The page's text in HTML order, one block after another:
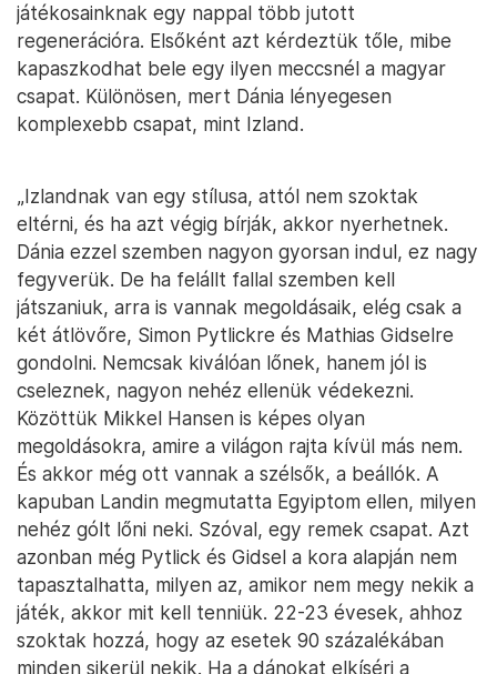
játékosainknak egy nappal több jutott
regenerációra. Elsőként azt kérdeztük tőle, mibe
kapaszkodhat bele egy ilyen meccsnél a magyar
csapat. Különösen, mert Dánia lényegesen
komplexebb csapat, mint Izland.
„Izlandnak van egy stílusa, attól nem szoktak
eltérni, és ha azt végig bírják, akkor nyerhetnek.
Dánia ezzel szemben nagyon gyorsan indul, ez nagy
fegyverük. De ha felállt fallal szemben kell
játszaniuk, arra is vannak megoldásaik, elég csak a
két átlövőre, Simon Pytlickre és Mathias Gidselre
gondolni. Nemcsak kiválóan lőnek, hanem jól is
cseleznek, nagyon nehéz ellenük védekezni.
Közöttük Mikkel Hansen is képes olyan
megoldásokra, amire a világon rajta kívül más nem.
És akkor még ott vannak a szélsők, a beállók. A
kapuban Landin megmutatta Egyiptom ellen, milyen
nehéz gólt lőni neki. Szóval, egy remek csapat. Azt
azonban még Pytlick és Gidsel a kora alapján nem
tapasztalhatta, milyen az, amikor nem megy nekik a
játék, akkor mit kell tenniük. 22-23 évesek, ahhoz
szoktak hozzá, hogy az esetek 90 százalékában
minden sikerül nekik. Ha a dánokat elkíséri a